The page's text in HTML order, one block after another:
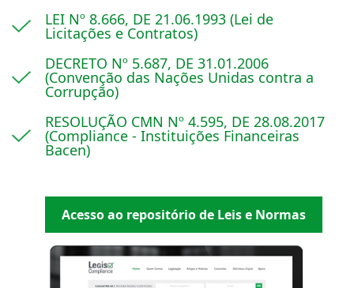
LEI Nº 8.666, DE 21.06.1993 (Lei de
Licitações e Contratos)
DECRETO Nº 5.687, DE 31.01.2006
(Convenção das Nações Unidas contra a
Corrupção)
RESOLUÇÃO CMN Nº 4.595, DE 28.08.2017
(Compliance - Instituições Financeiras
Bacen)
Acesso ao repositório de Leis e Normas